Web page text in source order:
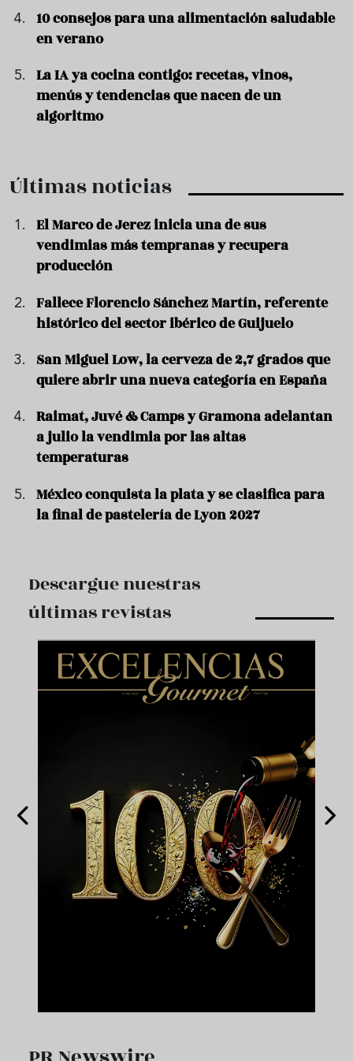
10 consejos para una alimentación saludable
en verano
La IA ya cocina contigo: recetas, vinos,
menús y tendencias que nacen de un
algoritmo
Últimas noticias
El Marco de Jerez inicia una de sus
vendimias más tempranas y recupera
producción
Fallece Florencio Sánchez Martín, referente
histórico del sector ibérico de Guijuelo
San Miguel Low, la cerveza de 2,7 grados que
quiere abrir una nueva categoría en España
Raimat, Juvé & Camps y Gramona adelantan
a julio la vendimia por las altas
temperaturas
México conquista la plata y se clasifica para
la final de pastelería de Lyon 2027
Descargue nuestras
últimas revistas